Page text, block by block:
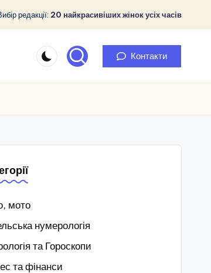
редакції: 20 найкрасивіших жінок усіх часів
Контакти
мото
нумерологія
та Гороскопи
та фінанси